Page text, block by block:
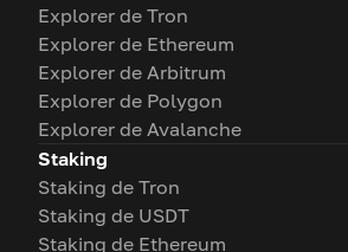
Explorer de Tron
Explorer de Ethereum
Explorer de Arbitrum
Explorer de Polygon
Explorer de Avalanche
Staking
Staking de Tron
Staking de USDT
Staking de Ethereum